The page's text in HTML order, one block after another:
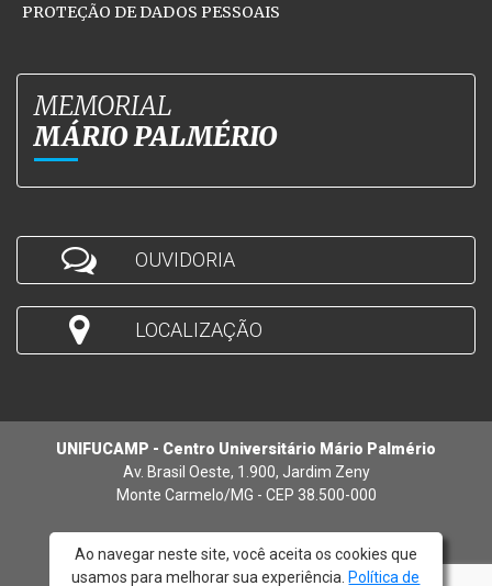
PROTEÇÃO DE DADOS PESSOAIS
MEMORIAL
MÁRIO PALMÉRIO
OUVIDORIA
LOCALIZAÇÃO
UNIFUCAMP - Centro Universitário Mário Palmério
Av. Brasil Oeste, 1.900, Jardim Zeny
Monte Carmelo/MG - CEP 38.500-000
Ao navegar neste site, você aceita os cookies que
usamos para melhorar sua experiência. Política de